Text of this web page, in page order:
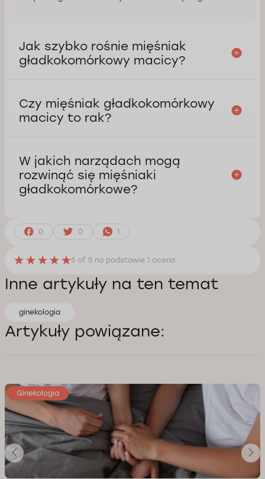
Jak szybko rośnie mięśniak
gładkokomórkowy macicy?
Czy mięśniak gładkokomórkowy
macicy to rak?
W jakich narządach mogą
rozwinąć się mięśniaki
gładkokomórkowe?
0 0 1
5 of 5 na podstawie 1 ocena
Inne artykuły na ten temat
ginekologia
Artykuły powiązane:
Ginekologia